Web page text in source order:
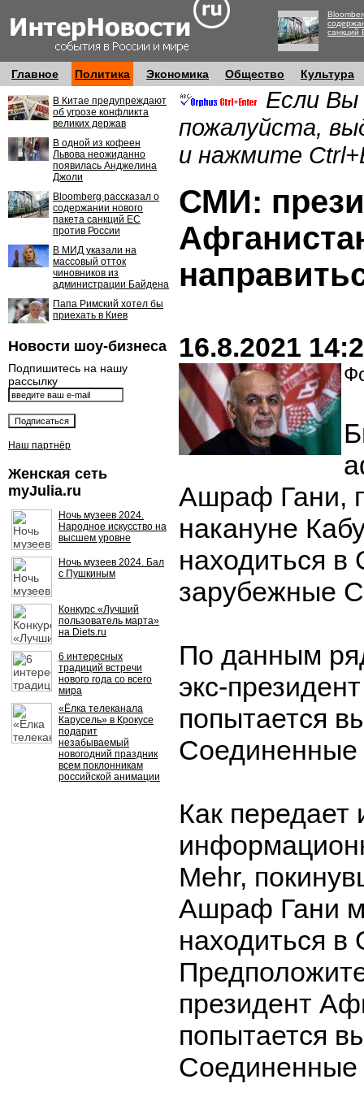
санкций
Главное Политика Экономика Общество Культура
В Китае предупреждают
об угрозе конфликта
великих держав
В одной из кофеен
Львова неожиданно
появилась Анджелина
Джоли
Bloomberg рассказал о
содержании нового
пакета санкций ЕС
против России
В МИД указали на
массовый отток
чиновников из
администрации Байдена
Папа Римский хотел бы
приехать в Киев
Новости шоу-бизнеса
Подпишитесь на нашу
рассылку
Наш партнёр
Женская сеть
myJulia.ru
Ночь музеев 2024.
Народное искусство на
высшем уровне
Ночь музеев 2024. Бал
с Пушкиным
Конкурс «Лучший
пользователь марта»
на Diets.ru
6 интересных
традиций встречи
нового года со всего
мира
«Ёлка телеканала
Карусель» в Крокусе
подарит
незабываемый
новогодний праздник
всем поклонникам
российской анимации
Если Вы
пожалуйста,
и нажмите
СМИ:
16.8.2021
Ашраф Гани,
накануне
находиться
зарубежные
По данным
экс-
попытается
Как передает
Mehr,
Ашраф Гани
находиться
президент
попытается